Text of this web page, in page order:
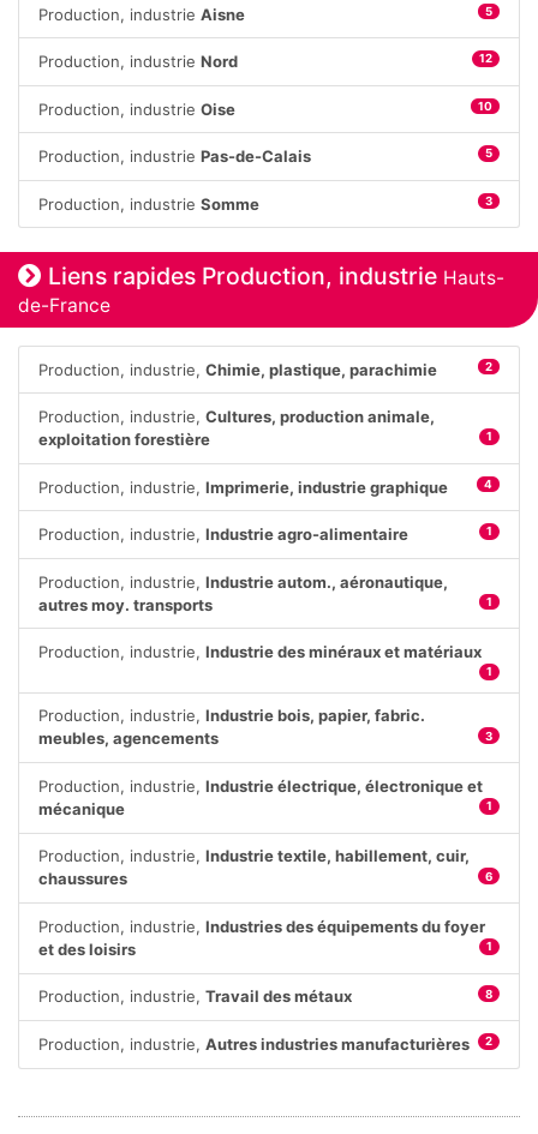
Production, industrieAisne 5
Production, industrieNord 12
Production, industrieOise 10
Production, industriePas-de-Calais 5
Production, industrieSomme 3
Liens rapides Production, industrie Hauts-
de-France
Production, industrie,Chimie, plastique, parachimie 2
Production, industrie,Cultures, production animale,
exploitation forestière
1
Production, industrie,Imprimerie, industrie graphique 4
Production, industrie,Industrie agro-alimentaire 1
Production, industrie,Industrie autom., aéronautique,
autres moy. transports
1
Production, industrie,Industrie des minéraux et matériaux
1
Production, industrie,Industrie bois, papier, fabric.
meubles, agencements
3
Production, industrie,Industrie électrique, électronique et
mécanique
1
Production, industrie,Industrie textile, habillement, cuir,
chaussures
6
Production, industrie,Industries des équipements du foyer
et des loisirs
1
Production, industrie,Travail des métaux 8
Production, industrie,Autres industries manufacturières 2